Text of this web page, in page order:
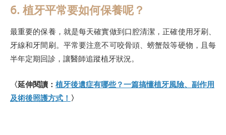
6. 植牙平常要如何保養呢？
最重要的保養，就是每天確實做到口腔清潔，正確使用牙刷、
牙線和牙間刷。平常要注意不可咬骨頭、螃蟹殼等硬物，且每
半年定期回診，讓醫師追蹤植牙狀況。
〈延伸閱讀： 植牙後遺症有哪些？一篇搞懂植牙風險、副作用
及術後照護方式！ 〉